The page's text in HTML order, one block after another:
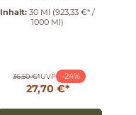
Inhalt: 30 Ml (923,33 €* /
1000 Ml)
36,50 €*UVP -24%
27,70 €*